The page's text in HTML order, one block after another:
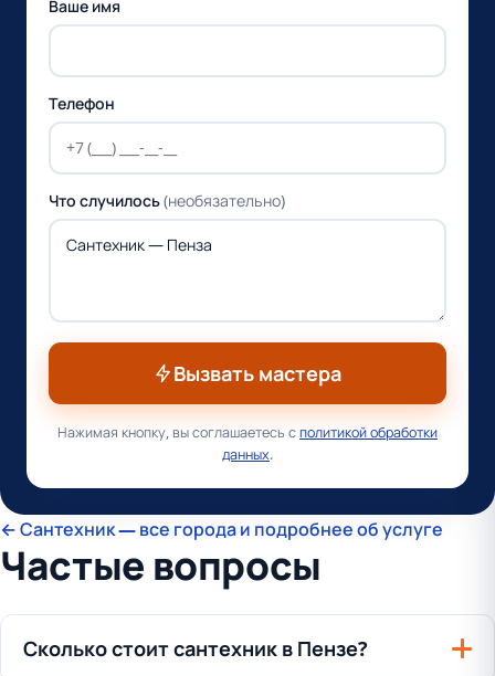
Ваше имя
Телефон
Что случилось(необязательно)
Вызвать мастера
Нажимая кнопку, вы соглашаетесь сполитикой обработки
данных.
← Сантехник — все города и подробнее об услуге
Частые вопросы
Сколько стоит сантехник в Пензе?